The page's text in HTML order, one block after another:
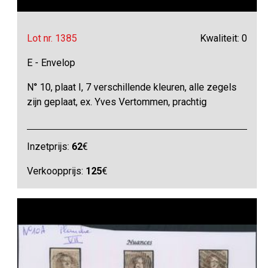
Lot nr. 1385 Kwaliteit: 0
E - Envelop
N° 10, plaat I, 7 verschillende kleuren, alle zegels
zijn geplaat, ex. Yves Vertommen, prachtig
Inzetprijs: 62€
Verkoopprijs: 125€